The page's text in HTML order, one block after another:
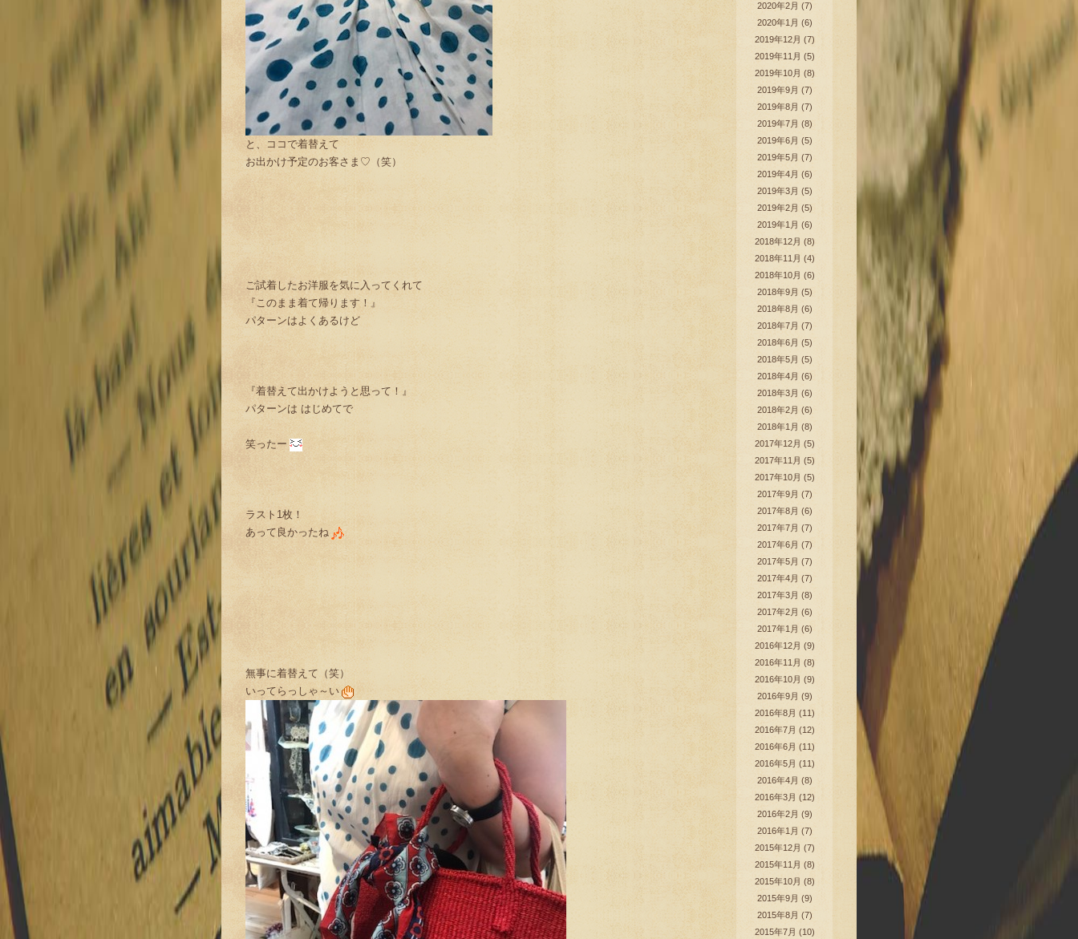
と、ココで着替えて
お出かけ予定のお客さま♡（笑）
ご試着したお洋服を気に入ってくれて
『このまま着て帰ります！』
パターンはよくあるけど
『着替えて出かけようと思って！』
パターンは はじめてで
笑ったー
ラスト1枚！
あって良かったね
無事に着替えて（笑）
いってらっしゃ～い
2020年2月 (7)
2020年1月 (6)
2019年12月 (7)
2019年11月 (5)
2019年10月 (8)
2019年9月 (7)
2019年8月 (7)
2019年7月 (8)
2019年6月 (5)
2019年5月 (7)
2019年4月 (6)
2019年3月 (5)
2019年2月 (5)
2019年1月 (6)
2018年12月 (8)
2018年11月 (4)
2018年10月 (6)
2018年9月 (5)
2018年8月 (6)
2018年7月 (7)
2018年6月 (5)
2018年5月 (5)
2018年4月 (6)
2018年3月 (6)
2018年2月 (6)
2018年1月 (8)
2017年12月 (5)
2017年11月 (5)
2017年10月 (5)
2017年9月 (7)
2017年8月 (6)
2017年7月 (7)
2017年6月 (7)
2017年5月 (7)
2017年4月 (7)
2017年3月 (8)
2017年2月 (6)
2017年1月 (6)
2016年12月 (9)
2016年11月 (8)
2016年10月 (9)
2016年9月 (9)
2016年8月 (11)
2016年7月 (12)
2016年6月 (11)
2016年5月 (11)
2016年4月 (8)
2016年3月 (12)
2016年2月 (9)
2016年1月 (7)
2015年12月 (7)
2015年11月 (8)
2015年10月 (8)
2015年9月 (9)
2015年8月 (7)
2015年7月 (10)